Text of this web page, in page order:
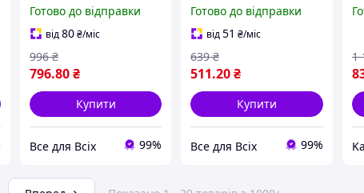
машинка для стрижки
волосся та бороди
бездротова професійна
Sokany
Готово до відправки
від80₴/міс
796.80₴
996 ₴
Купити
Все для Всіх 99%
роботи триммер
електричний
професійна
Готово до відправки
від51 ₴/міс
511.20₴
639 ₴
Купити
Все для Всіх 99%
1